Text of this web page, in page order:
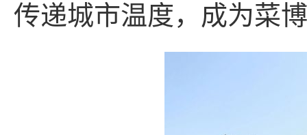
传递城市温度，成为菜